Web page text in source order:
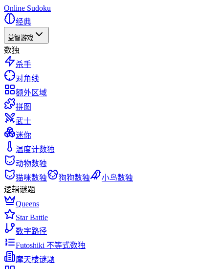
Online Sudoku
经典
益智游戏
数独
杀手
对角线
额外区域
拼图
武士
迷你
温度计数独
动物数独
猫咪数独
狗狗数独
小鸟数独
逻辑谜题
Queens
Star Battle
数字路径
Futoshiki 不等式数独
摩天楼谜题